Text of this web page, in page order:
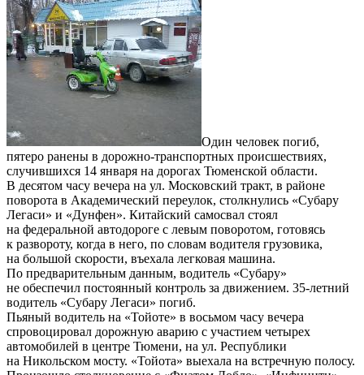
Один человек погиб,
пятеро ранены в дорожно-транспортных происшествиях,
случившихся 14 января на дорогах Тюменской области.
В десятом часу вечера на ул. Московский тракт, в районе
поворота в Академический переулок, столкнулись «Субару
Легаси» и «Дунфен». Китайский самосвал стоял
на федеральной автодороге с левым поворотом, готовясь
к развороту, когда в него, по словам водителя грузовика,
на большой скорости, въехала легковая машина.
По предварительным данным, водитель «Субару»
не обеспечил постоянный контроль за движением. 35-летний
водитель «Субару Легаси» погиб.
Пьяный водитель на «Тойоте» в восьмом часу вечера
спровоцировал дорожную аварию с участием четырех
автомобилей в центре Тюмени, на ул. Республики
на Никольском мосту. «Тойота» выехала на встречную полосу.